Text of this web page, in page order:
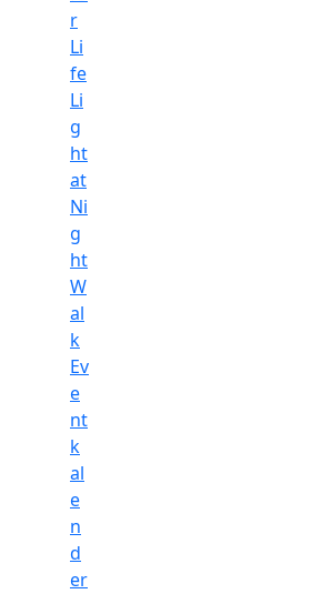
r
Li
fe
Li
g
ht
at
Ni
g
ht
W
al
k
Ev
e
nt
k
al
e
n
d
er